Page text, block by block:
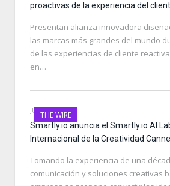
proactivas de la experiencia del
Presentan alianza innovadora
las marcas más grandes del mundo
de las experiencias de cliente
en…
THE WIRE
JUNE 20, 2023
Smartly.io anuncia el Smartly.io AI
Internacional de la Creatividad
Tomando la experiencia de una
comunicación y soluciones creativas